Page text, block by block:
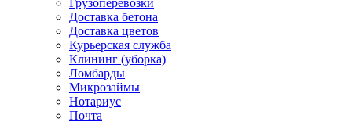
Грузоперевозки
Доставка бетона
Доставка цветов
Курьерская служба
Клининг (уборка)
Ломбарды
Микрозаймы
Нотариус
Почта